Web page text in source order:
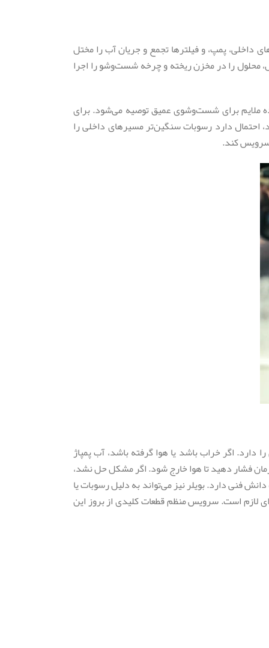
داخلی، پمپ، و فیلترها تجمع و جریان آب را مختل
محلول را در مخزن ریخته و چرخه شست‌وشو را اجرا
ملایم برای شست‌وشوی عمیق توصیه می‌شود. برای
مشکل را حل نکرد، احتمال دارد رسوبات سنگین‌تر مسیرهای داخلی را
کند.
دارد. اگر خراب باشد یا هوا گرفته باشد، آب پمپاژ
فشار دهید تا هوا خارج شود. اگر مشکل حل نشد،
فنی دارد. بویلر نیز می‌تواند به دلیل رسوبات یا
لازم است. سرویس منظم قطعات کلیدی از بروز این